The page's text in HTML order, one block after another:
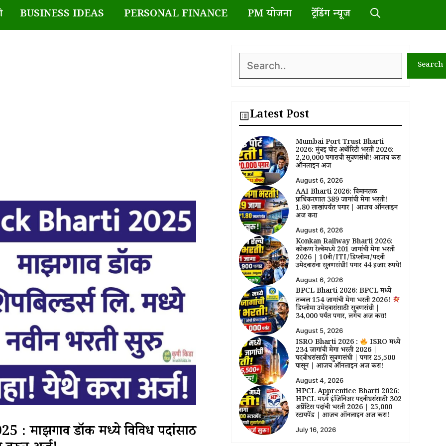
BUSINESS IDEAS PERSONAL FINANCE PM योजना ट्रेंडिंग न्यूज
डॉक मध्ये विविध पदांसाठी
Search Search
Latest Post
Mumbai Port Trust Bharti
2026: मुंबई पोर्ट अथॉरिटी भरती 2026:
₹2,20,000 पगाराची सुवर्णसंधी! आजच करा
ऑनलाईन अर्ज
August 6, 2026
AAI Bharti 2026: विमानतळ
प्राधिकरणात 389 जागांची मेगा भरती!
₹1.80 लाखांपर्यंत पगार | आजच ऑनलाईन
अर्ज करा
August 6, 2026
Konkan Railway Bharti 2026:
कोकण रेल्वेमध्ये 201 जागांची मेगा भरती
2026 | 10वी/ITI/डिप्लोमा/पदवी
उमेदवारांना सुवर्णसंधी! पगार 44 हजार रुपये!
August 6, 2026
BPCL Bharti 2026: BPCL मध्ये
तब्बल 154 जागांची मेगा भरती 2026!
डिप्लोमा उमेदवारांसाठी सुवर्णसंधी |
₹34,000 पर्यंत पगार, लगेच अर्ज करा!
August 5, 2026
ISRO Bharti 2026 : ISRO मध्ये
234 जागांची मेगा भरती 2026 |
पदवीधरांसाठी सुवर्णसंधी | पगार ₹25,500
पासून | आजच ऑनलाईन अर्ज करा!
August 4, 2026
HPCL Apprentice Bharti 2026:
HPCL मध्ये इंजिनिअर पदवीधरांसाठी 302
अप्रेंटिस पदांची भरती 2026 | ₹25,000
स्टायपेंड | आजच ऑनलाईन अर्ज करा!
July 16, 2026